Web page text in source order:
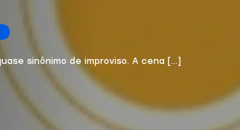
sinônimo de improviso. A cena […]